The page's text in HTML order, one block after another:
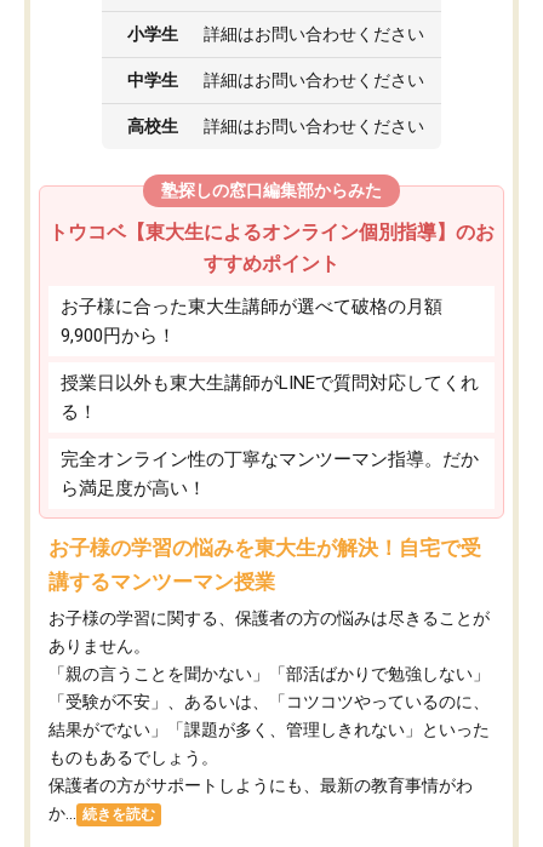
小学生 詳細はお問い合わせください
中学生 詳細はお問い合わせください
高校生 詳細はお問い合わせください
塾探しの窓口編集部からみた
トウコベ【東大生によるオンライン個別指導】のお
すすめポイント
お子様に合った東大生講師が選べて破格の月額
9,900円から！
授業日以外も東大生講師がLINEで質問対応してくれ
る！
完全オンライン性の丁寧なマンツーマン指導。だか
ら満足度が高い！
お子様の学習の悩みを東大生が解決！自宅で受
講するマンツーマン授業
お子様の学習に関する、保護者の方の悩みは尽きることが
ありません。
「親の言うことを聞かない」「部活ばかりで勉強しない」
「受験が不安」、あるいは、「コツコツやっているのに、
結果がでない」「課題が多く、管理しきれない」といった
ものもあるでしょう。
保護者の方がサポートしようにも、最新の教育事情がわ
か...
続きを読む